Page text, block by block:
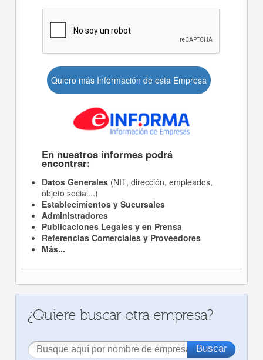
Quiero más Información de esta Empresa
En nuestros informes podrá
encontrar:
Datos Generales(NIT, dirección, empleados,
objeto social...)
Establecimientos y Sucursales
Administradores
Publicaciones Legales y en Prensa
Referencias Comerciales y Proveedores
Más...
¿Quiere buscar otra empresa?